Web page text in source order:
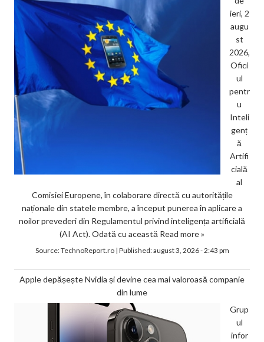
ieri, 2
augu
st
2026,
Ofici
ul
pentr
u
Inteli
genț
ă
Artifi
cială
al
Comisiei Europene, în colaborare directă cu autoritățile
naționale din statele membre, a început punerea în aplicare a
noilor prevederi din Regulamentul privind inteligența artificială
(AI Act). Odată cu această Read more »
Source:TechnoReport.ro| Published:august 3, 2026 - 2:43 pm
Apple depășește Nvidia și devine cea mai valoroasă companie
din lume
Grup
ul
infor